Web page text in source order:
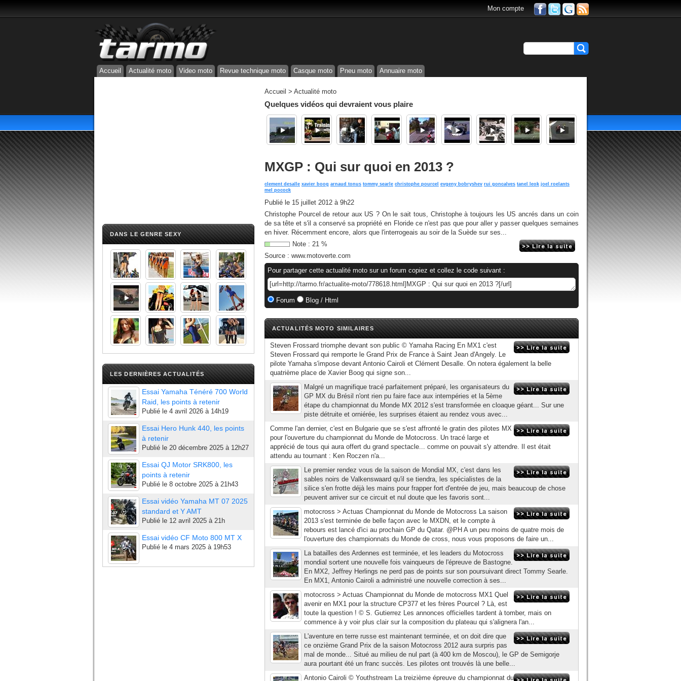
Mon compte
Accueil Actualité moto Video moto Revue technique moto Casque moto Pneu moto Annuaire moto
DANS LE GENRE SEXY
LES DERNIÈRES ACTUALITÉS
Essai Yamaha Ténéré 700 World
Raid, les points à retenir
Publié le 4 avril 2026 à 14h19
Essai Hero Hunk 440, les points
à retenir
Publié le 20 décembre 2025 à 12h27
Essai QJ Motor SRK800, les
points à retenir
Publié le 8 octobre 2025 à 21h43
Essai vidéo Yamaha MT 07 2025
standard et Y AMT
Publié le 12 avril 2025 à 21h
Essai vidéo CF Moto 800 MT X
Publié le 4 mars 2025 à 19h53
Accueil > Actualité moto
Quelques vidéos qui devraient vous plaire
MXGP : Qui sur quoi en 2013 ?
clement desalle xavier boog arnaud tonus tommy searle christophe pourcel evgeny bobryshev rui goncalves tanel leok joel roelants
mel pocock
Publié le 15 juillet 2012 à 9h22
Christophe Pourcel de retour aux US ? On le sait tous, Christophe à toujours les US ancrés dans un coin
de sa tête et s'il a conservé sa propriété en Floride ce n'est pas que pour aller y passer quelques semaines
en hiver. Récemment encore, alors que l'interrogeais au soir de la Suède sur ses...
Note : 21 %
Source : www.motoverte.com
Pour partager cette actualité moto sur un forum copiez et collez le code suivant :
Forum Blog / Html
ACTUALITÉS MOTO SIMILAIRES
Steven Frossard triomphe devant son public © Yamaha Racing En MX1 c'est
Steven Frossard qui remporte le Grand Prix de France à Saint Jean d'Angely. Le
pilote Yamaha s'impose devant Antonio Cairoli et Clément Desalle. On notera également la belle
quatrième place de Xavier Boog qui signe son...
Malgré un magnifique tracé parfaitement préparé, les organisateurs du
GP MX du Brésil n'ont rien pu faire face aux intempéries et la 5ème
étape du championnat du Monde MX 2012 s'est transformée en cloaque géant... Sur une
piste détruite et orniérée, les surprises étaient au rendez vous avec...
Comme l'an dernier, c'est en Bulgarie que se s'est affronté le gratin des pilotes MX
pour l'ouverture du championnat du Monde de Motocross. Un tracé large et
apprécié de tous qui aura offert du grand spectacle... comme on pouvait s'y attendre. Il est était
attendu au tournant : Ken Roczen n'a...
Le premier rendez vous de la saison de Mondial MX, c'est dans les
sables noirs de Valkenswaard qu'il se tiendra, les spécialistes de la
silice s'en frotte déjà les mains pour frapper fort d'entrée de jeu, mais beaucoup de chose
peuvent arriver sur ce circuit et nul doute que les favoris sont...
motocross > Actuas Championnat du Monde de Motocross La saison
2013 s'est terminée de belle façon avec le MXDN, et le compte à
rebours est lancé d'ici au prochain GP du Qatar. @PH A un peu moins de quatre mois de
l'ouverture des championnats du Monde de cross, nous vous proposons de faire un...
La batailles des Ardennes est terminée, et les leaders du Motocross
mondial sortent une nouvelle fois vainqueurs de l'épreuve de Bastogne.
En MX2, Jeffrey Herlings ne perd pas de points sur son poursuivant direct Tommy Searle.
En MX1, Antonio Cairoli a administré une nouvelle correction à ses...
motocross > Actuas Championnat du Monde de motocross MX1 Quel
avenir en MX1 pour la structure CP377 et les frères Pourcel ? Là, est
toute la question ! © S. Gutierrez Les annonces officielles tardent à tomber, mais on
commence à y voir plus clair sur la composition du plateau qui s'alignera l'an...
L'aventure en terre russe est maintenant terminée, et on doit dire que
ce onzième Grand Prix de la saison Motocross 2012 aura surpris pas
mal de monde... Situé au milieu de nul part (à 400 km de Moscou), le GP de Semigorje
aura pourtant été un franc succès. Les pilotes ont trouvés là une belle...
Antonio Cairoli © Youthstream La treizième épreuve du championnat du